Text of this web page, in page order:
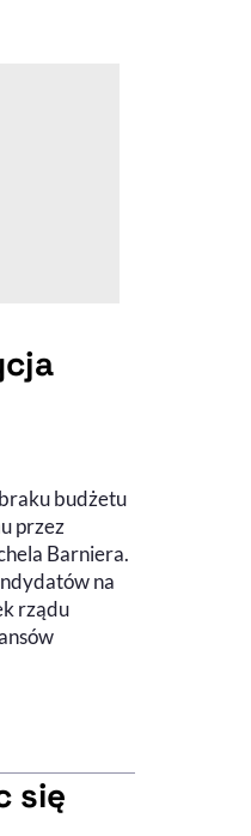
budżetu
przez
Barniera.
na
rządu
się